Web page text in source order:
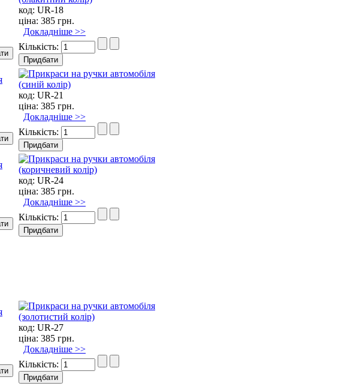
код: UR-18
ціна: 385 грн.
Докладніше >>
Кількість:
код: UR-21
ціна: 385 грн.
Докладніше >>
Кількість:
код: UR-24
ціна: 385 грн.
Докладніше >>
Кількість:
код: UR-27
ціна: 385 грн.
Докладніше >>
Кількість: